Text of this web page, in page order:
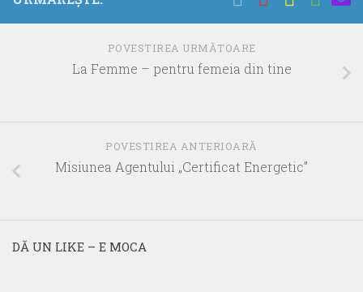
POVESTIREA URMĂTOARE
La Femme – pentru femeia din tine
POVESTIREA ANTERIOARĂ
Misiunea Agentului „Certificat Energetic”
DĂ UN LIKE – E MOCA